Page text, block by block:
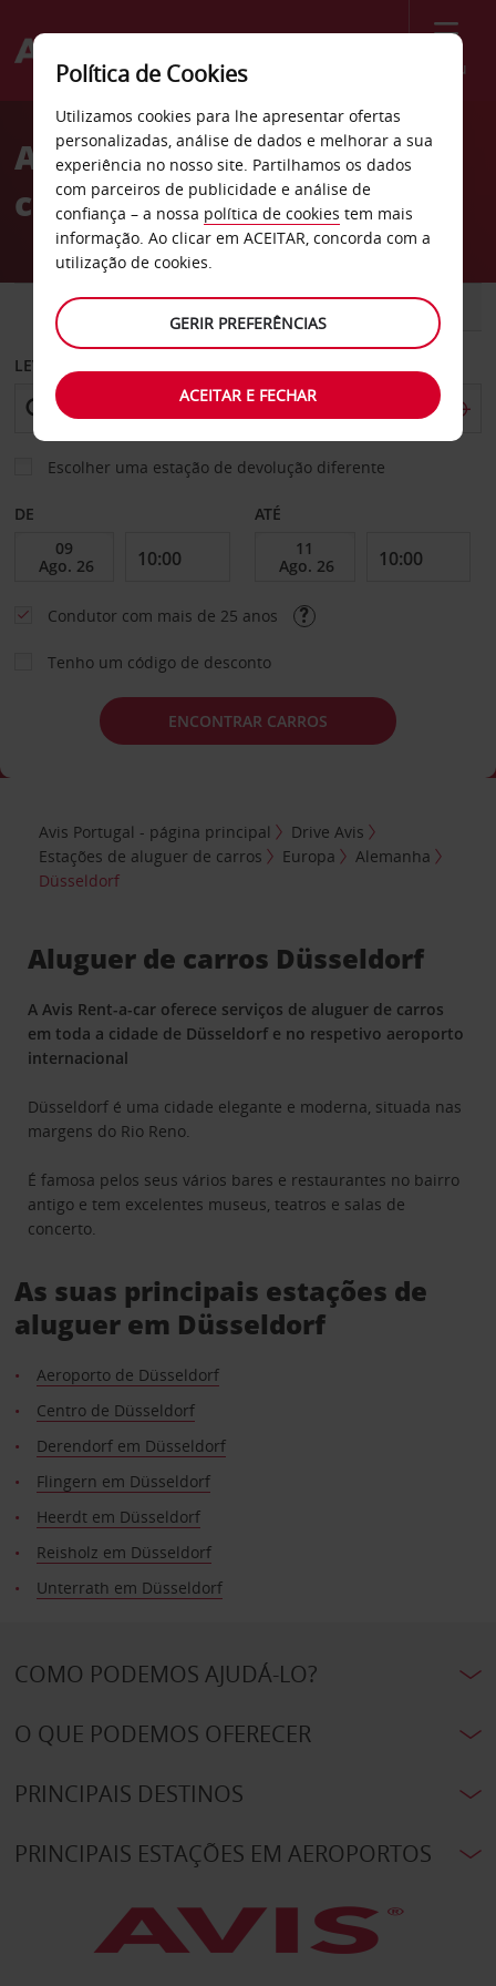
Menu
Welcome
AvisAluguer de
carros Düsseldorf
CARRO COMERCIAIS
LEVANTAR EM
Escolher uma estação de devolução diferente
DE ATÉ
Condutor com mais de 25 anos
Tenho um código de desconto
ENCONTRAR CARROS
Avis Portugal - página principal
Drive Avis
Estações de aluguer de carros
Europa
Alemanha
Düsseldorf
Aluguer de carros Düsseldorf
A Avis Rent-a-car oferece serviços de aluguer de carros
em toda a cidade de Düsseldorf e no respetivo aeroporto
internacional
Düsseldorf é uma cidade elegante e moderna, situada nas
margens do Rio Reno.
É famosa pelos seus vários bares e restaurantes no bairro
antigo e tem excelentes museus, teatros e salas de
concerto.
As suas principais estações de
aluguer em Düsseldorf
Aeroporto de Düsseldorf
Centro de Düsseldorf
Derendorf em Düsseldorf
Flingern em Düsseldorf
Heerdt em Düsseldorf
Reisholz em Düsseldorf
Unterrath em Düsseldorf
COMO PODEMOS AJUDÁ-LO?
O QUE PODEMOS OFERECER
PRINCIPAIS DESTINOS
PRINCIPAIS ESTAÇÕES EM AEROPORTOS
Política de Cookies
Utilizamos cookies para lhe apresentar ofertas
personalizadas, análise de dados e melhorar a sua
experiência no nosso site. Partilhamos os dados
com parceiros de publicidade e análise de
confiança – a nossa política de cookies tem mais
informação. Ao clicar em ACEITAR, concorda com a
utilização de cookies.
GERIR PREFERÊNCIAS
ACEITAR E FECHAR